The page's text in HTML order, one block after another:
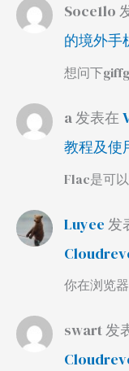
Soce1lo
的境外手
想问下
a发表在
教程及使
Flac是可
Luyee 发
你在浏览
swart发